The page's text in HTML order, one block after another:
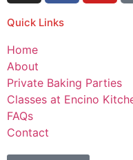
Quick Links
Home
About
Private Baking Parties
Classes at Encino
FAQs
Contact